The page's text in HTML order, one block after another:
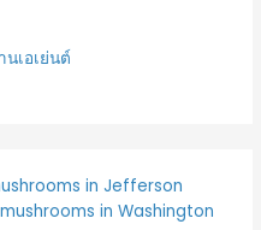
นเอเย่นต์
in Jefferson
in Washington